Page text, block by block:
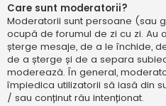
Care sunt moderatorii?
Moderatorii sunt persoane (sau
ocupă de forumul de zi cu zi. Au
șterge mesaje, de a le închide,
de a șterge și de a separa
moderează. În general,
împiedica utilizatorii să iasă din
/ sau conținut rău intenționat.